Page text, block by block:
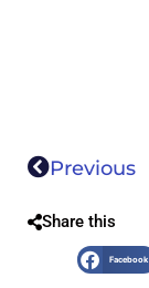
Previous
Share this
Facebook